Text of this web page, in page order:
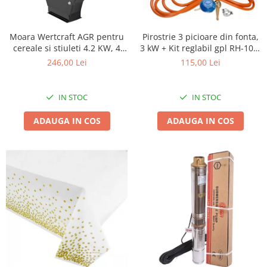
Biciclete, trotinete, triciclete
Biciclete electrice
Triciclete
Accesorii motoburghie
Motoburghie
Drujbe, fierastraie electrice
Consumabile drujbe, fierastraie
electrice
Drujbe electrice
Unelte electrice busteni
Mori cereale si batoze porumb
Batoze - mori desfacat porumb
Moara Wertcraft AGR pentru
cereale si stiuleti 4.2 KW, 4
Site inlcuse, 400 kg/h
246,00 Lei
IN STOC
ADAUGA IN COS
Pirostrie 3 picioare din fonta,
3 kW + Kit reglabil gpl RH-10 +
Tub flex 2M+2 Coliere
115,00 Lei
IN STOC
ADAUGA IN COS